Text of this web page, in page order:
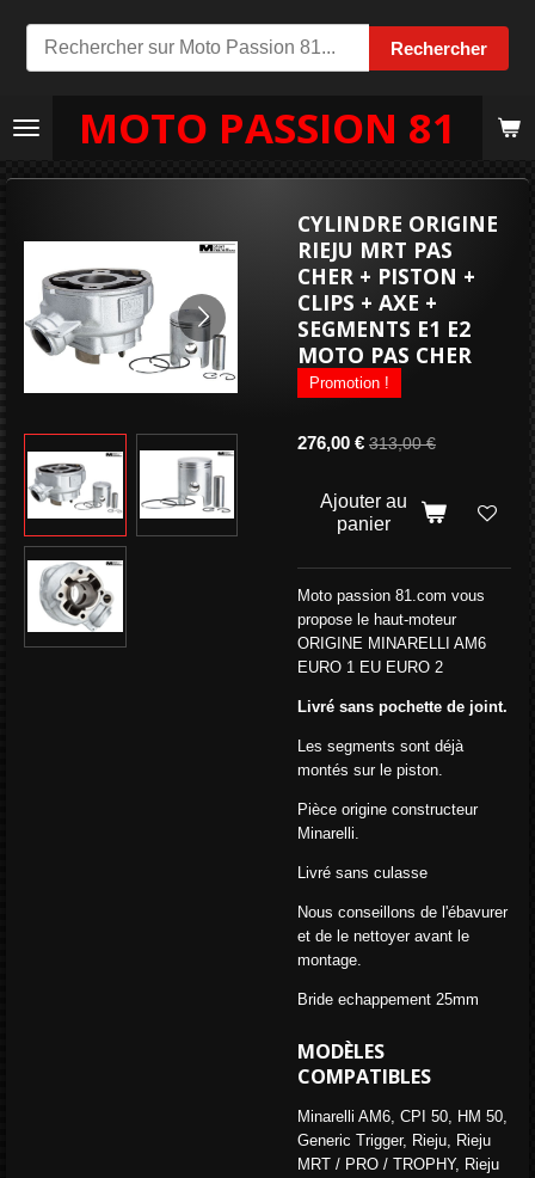
Rechercher
Passer
au
principal
MOTO PASSION 81
CYLINDRE ORIGINE
RIEJU MRT PAS
CHER + PISTON +
CLIPS + AXE +
SEGMENTS E1 E2
MOTO PAS CHER
Promotion !
276,00 € 313,00 €
Ajouter au
panier
Moto passion 81.com vous
propose le haut-moteur
ORIGINE MINARELLI AM6
EURO 1 EU EURO 2
Livré sans pochette de joint.
Les segments sont déjà
montés sur le piston.
Pièce origine constructeur
Minarelli.
Livré sans culasse
Nous conseillons de l'ébavurer
et de le nettoyer avant le
montage.
Bride echappement 25mm
MODÈLES
COMPATIBLES
Minarelli AM6, CPI 50, HM 50,
Generic Trigger, Rieju, Rieju
MRT / PRO / TROPHY, Rieju